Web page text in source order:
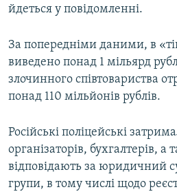
йдеться у повідомленні.
За попередніми даними, в
виведено понад 1 мільярд
злочинного співтовариства
понад 110 мільйонів рублів.
Російські поліцейські
організаторів, бухгалтерів, а
відповідають за юридичний
групи, в тому числі щодо